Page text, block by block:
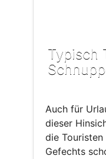
Typisch
Auch für
dieser
die
Gefechts